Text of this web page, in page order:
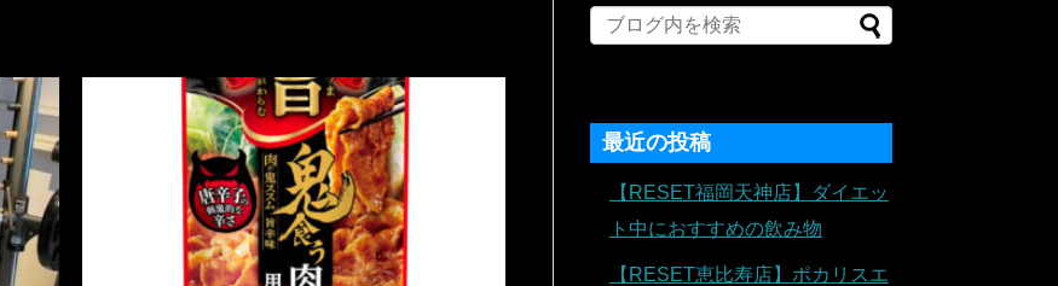
最近の投稿
【RESET福岡天神店】ダイエッ
ト中におすすめの飲み物
【RESET恵比寿店】ポカリスエ